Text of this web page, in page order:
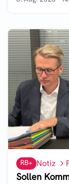
RB+ Notiz
Sollen